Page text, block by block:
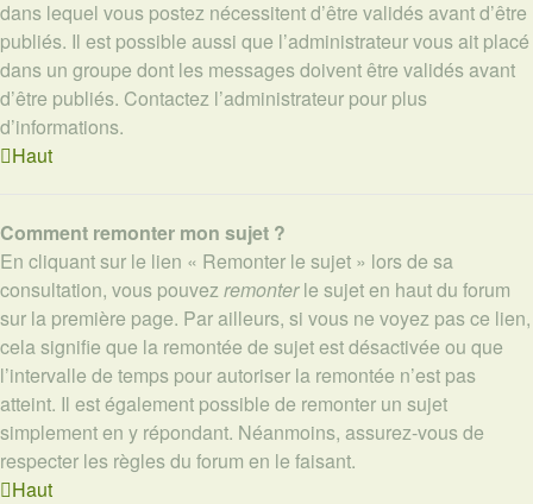
dans lequel vous postez nécessitent d’être validés avant d’être
publiés. Il est possible aussi que l’administrateur vous ait placé
dans un groupe dont les messages doivent être validés avant
d’être publiés. Contactez l’administrateur pour plus
d’informations.
Haut
Comment remonter mon sujet ?
En cliquant sur le lien « Remonter le sujet » lors de sa
consultation, vous pouvezremonterle sujet en haut du forum
sur la première page. Par ailleurs, si vous ne voyez pas ce lien,
cela signifie que la remontée de sujet est désactivée ou que
l’intervalle de temps pour autoriser la remontée n’est pas
atteint. Il est également possible de remonter un sujet
simplement en y répondant. Néanmoins, assurez-vous de
respecter les règles du forum en le faisant.
Haut